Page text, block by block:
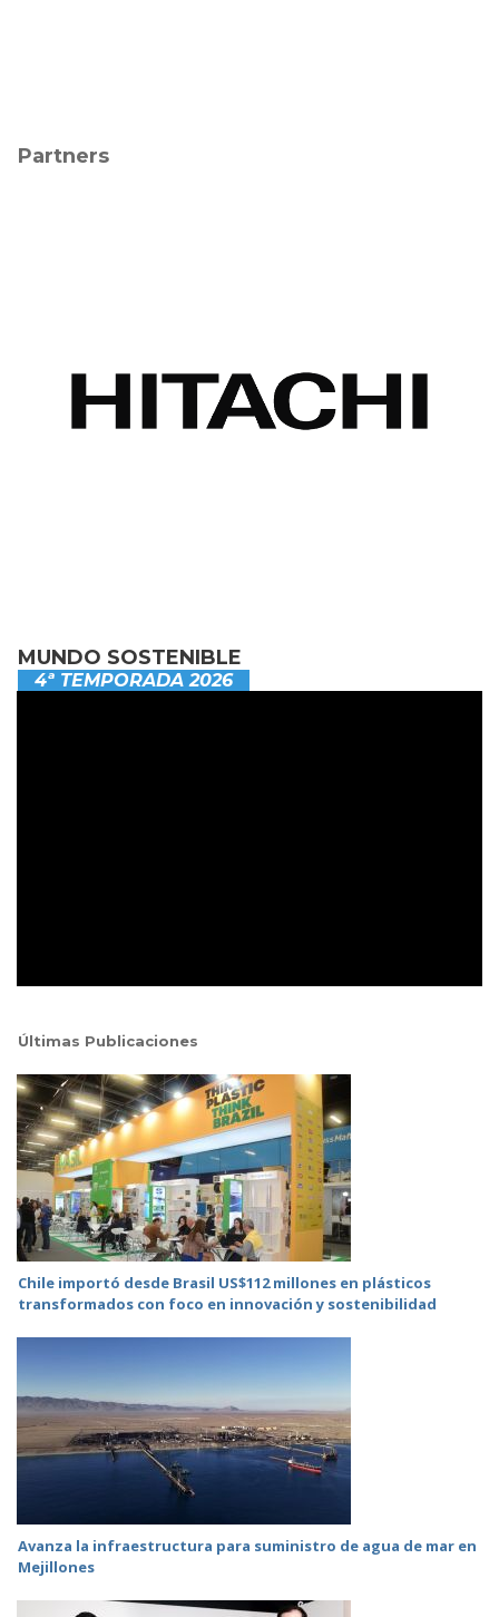
Partners
MUNDO SOSTENIBLE
4ª TEMPORADA 2026
Últimas Publicaciones
Chile importó desde Brasil US$112 millones en plásticos
transformados con foco en innovación y sostenibilidad
Avanza la infraestructura para suministro de agua de mar en
Mejillones